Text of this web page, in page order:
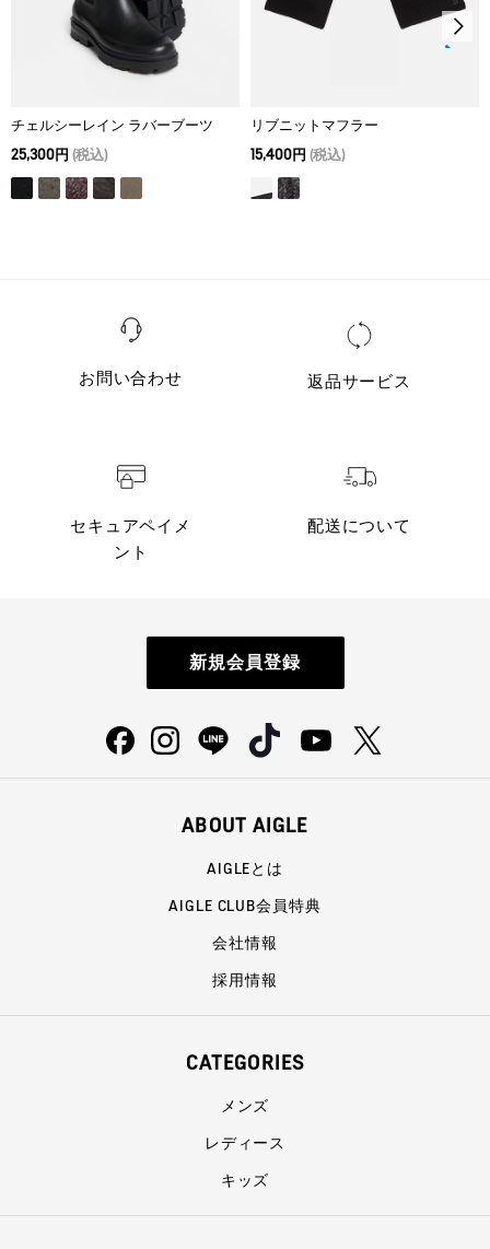
チェルシーレイン ラバーブーツ
25,300円 (税込)
リブニットマフラー
15,400円 (税込)
お問い合わせ 返品サービス
セキュアペイメ
ント
配送について
新規会員登録
ABOUT AIGLE
AIGLEとは
AIGLE CLUB会員特典
会社情報
採用情報
CATEGORIES
メンズ
レディース
キッズ